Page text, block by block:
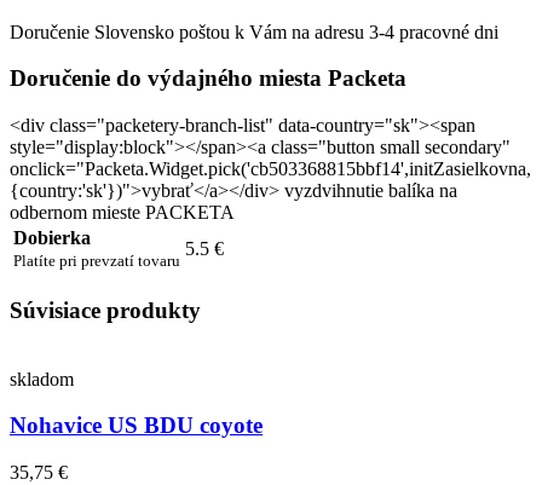
Doručenie Slovensko poštou k Vám na adresu 3-4 pracovné dni
Doručenie do výdajného miesta Packeta
<div class="packetery-branch-list" data-country="sk"><span
style="display:block"></span><a class="button small secondary"
onclick="Packeta.Widget.pick('cb503368815bbf14',initZasielkovna,
{country:'sk'})">vybrať</a></div> vyzdvihnutie balíka na
odbernom mieste PACKETA
Dobierka
Platíte pri prevzatí tovaru
5.5 €
Súvisiace produkty
skladom
Nohavice US BDU coyote
35,75 €